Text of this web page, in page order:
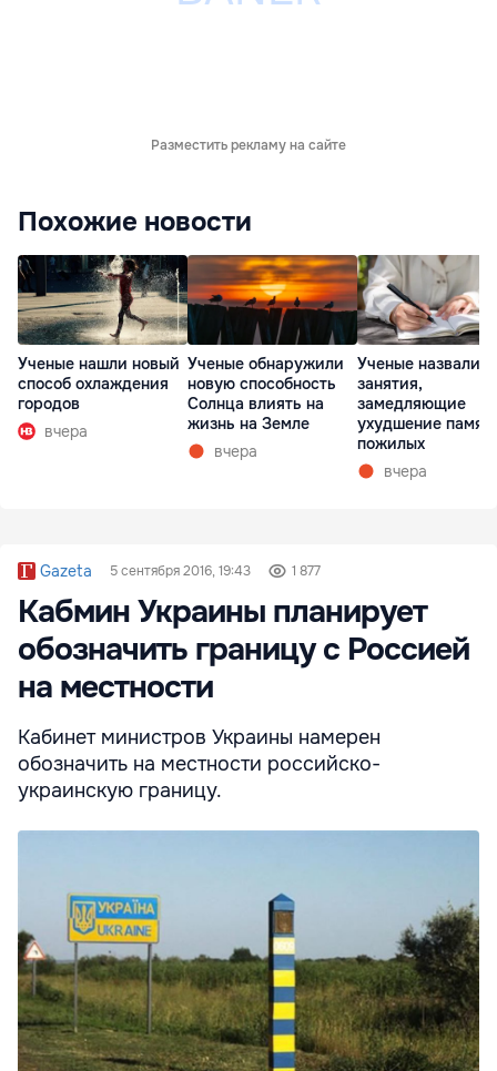
Разместить рекламу на сайте
Похожие новости
Ученые нашли новый
способ охлаждения
городов
вчера
Ученые обнаружили
новую способность
Солнца влиять на
жизнь на Земле
вчера
Ученые назвали
занятия,
замедляющие
ухудшение
пожилых
вчера
Gazeta 5 сентября 2016, 19:43 1 877
Кабмин Украины планирует
обозначить границу с Россией
на местности
Кабинет министров Украины намерен
обозначить на местности российско-
украинскую границу.